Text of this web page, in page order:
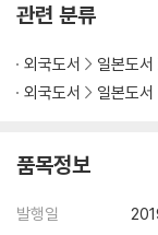
관련 분류
외국도서 일본도서
외국도서
일본도서
품목정보
발행일